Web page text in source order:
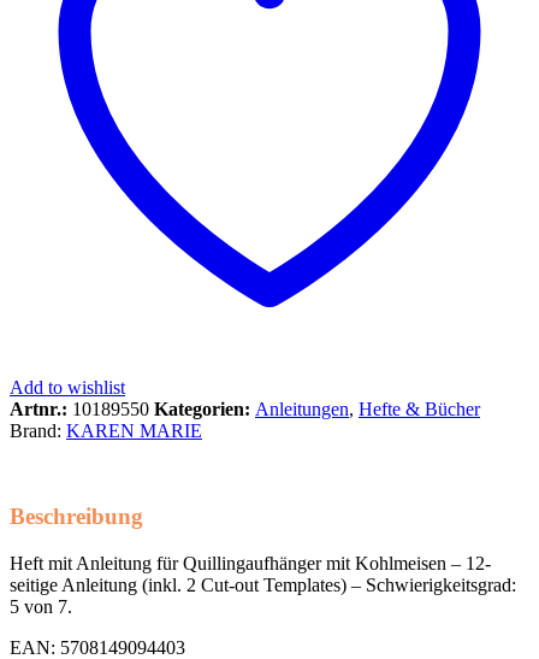
Add to wishlist
Artnr.: 10189550 Kategorien: Anleitungen, Hefte & Bücher
Brand: KAREN MARIE
Beschreibung
Heft mit Anleitung für Quillingaufhänger mit Kohlmeisen – 12-
seitige Anleitung (inkl. 2 Cut-out Templates) – Schwierigkeitsgrad:
5 von 7.
EAN: 5708149094403